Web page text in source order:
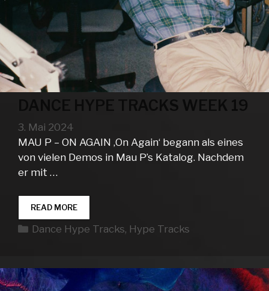
DANCE HYPE TRACKS WEEK 19
3. Mai 2024
MAU P – ON AGAIN ‚On Again‘ begann als eines
von vielen Demos in Mau P’s Katalog. Nachdem
er mit …
READ MOREDANCE
HYPE
TRACKS
Kategorien
Dance Hype Tracks, Hype Tracks